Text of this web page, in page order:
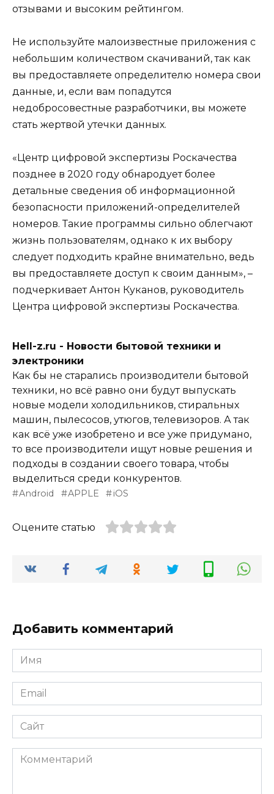
отзывами и высоким рейтингом.
Не используйте малоизвестные приложения с
небольшим количеством скачиваний, так как
вы предоставляете определителю номера свои
данные, и, если вам попадутся
недобросовестные разработчики, вы можете
стать жертвой утечки данных.
«Центр цифровой экспертизы Роскачества
позднее в 2020 году обнародует более
детальные сведения об информационной
безопасности приложений-определителей
номеров. Такие программы сильно облегчают
жизнь пользователям, однако к их выбору
следует подходить крайне внимательно, ведь
вы предоставляете доступ к своим данным», –
подчеркивает Антон Куканов, руководитель
Центра цифровой экспертизы Роскачества.
Hell-z.ru - Новости бытовой техники и
электроники
Как бы не старались производители бытовой
техники, но всё равно они будут выпускать
новые модели холодильников, стиральных
машин, пылесосов, утюгов, телевизоров. А так
как всё уже изобретено и все уже придумано,
то все производители ищут новые решения и
подходы в создании своего товара, чтобы
выделиться среди конкурентов.
Android APPLE iOS
Оцените статью
Добавить комментарий
Имя
*
Email
*
Сайт
Комментарий